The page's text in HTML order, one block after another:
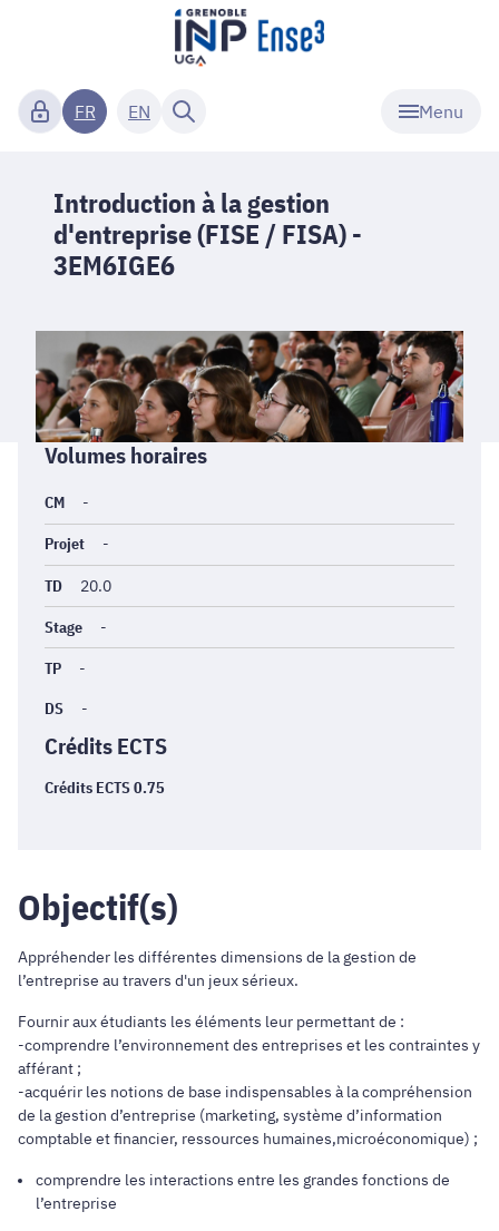
Menu
FR EN
Introduction à la gestion
d'entreprise (FISE / FISA) -
3EM6IGE6
Informations
générales
Volumes horaires
CM -
Projet -
TD 20.0
Stage -
TP -
DS -
Crédits ECTS
Crédits ECTS 0.75
Objectif(s)
Appréhender les différentes dimensions de la gestion de
l’entreprise au travers d'un jeux sérieux.
Fournir aux étudiants les éléments leur permettant de :
-comprendre l’environnement des entreprises et les contraintes y
afférant ;
-acquérir les notions de base indispensables à la compréhension
de la gestion d’entreprise (marketing, système d’information
comptable et financier, ressources humaines,microéconomique) ;
comprendre les interactions entre les grandes fonctions de
l’entreprise